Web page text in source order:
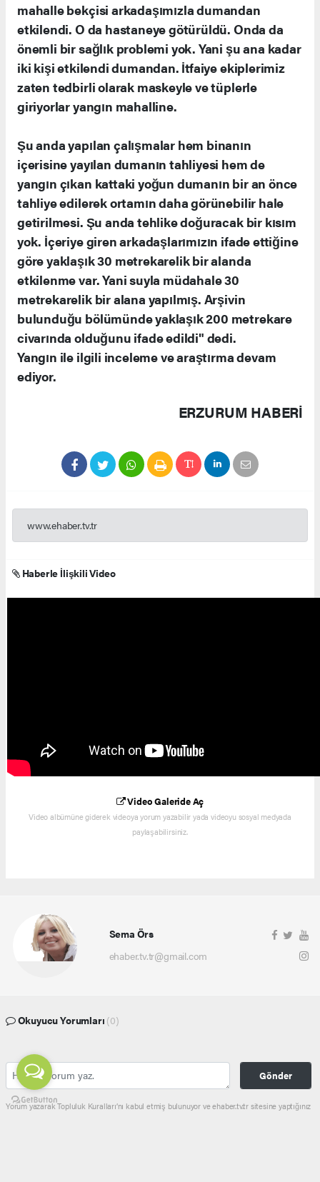
mahalle bekçisi arkadaşımızla dumandan
etkilendi. O da hastaneye götürüldü. Onda da
önemli bir sağlık problemi yok. Yani şu ana kadar
iki kişi etkilendi dumandan. İtfaiye ekiplerimiz
zaten tedbirli olarak maskeyle ve tüplerle
giriyorlar yangın mahalline.
Şu anda yapılan çalışmalar hem binanın
içerisine yayılan dumanın tahliyesi hem de
yangın çıkan kattaki yoğun dumanın bir an önce
tahliye edilerek ortamın daha görünebilir hale
getirilmesi. Şu anda tehlike doğuracak bir kısım
yok. İçeriye giren arkadaşlarımızın ifade ettiğine
göre yaklaşık 30 metrekarelik bir alanda
etkilenme var. Yani suyla müdahale 30
metrekarelik bir alana yapılmış. Arşivin
bulunduğu bölümünde yaklaşık 200 metrekare
civarında olduğunu ifade edildi" dedi.
Yangın ile ilgili inceleme ve araştırma devam
ediyor.
ERZURUM HABERİ
www.ehaber.tv.tr
Haberle İlişkili Video
Video Galeride Aç
Video albümüne giderek videoya yorum yazabilir yada videoyu sosyal medyada
paylaşabilirsiniz.
Sema Örs
ehaber.tv.tr@gmail.com
Okuyucu Yorumları (0)
Gönder
Yorum yazarak Topluluk Kuralları’nı kabul etmiş bulunuyor ve ehaber.tv.tr sitesine yaptığınız